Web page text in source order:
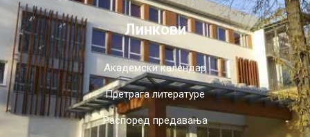
Линкови
Академски календар
Претрага литературе
Распоред предавања